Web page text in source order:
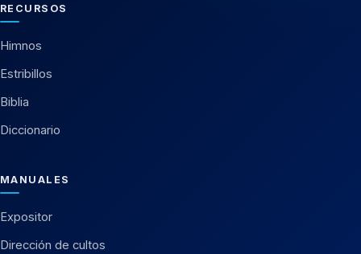
RECURSOS
Himnos
Estribillos
Biblia
Diccionario
MANUALES
Expositor
Dirección de cultos